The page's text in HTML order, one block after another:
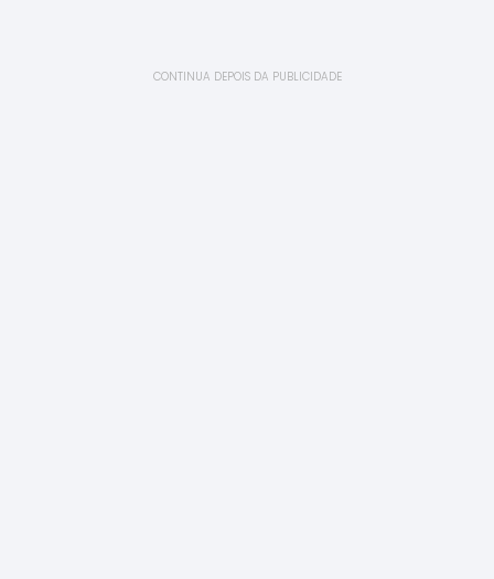
CONTINUA DEPOIS DA PUBLICIDADE